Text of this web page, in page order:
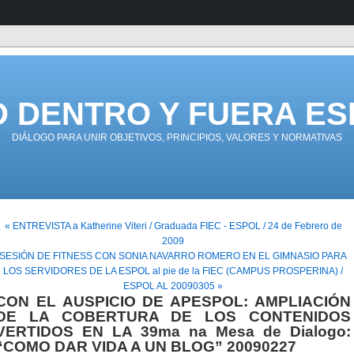
DENTRO Y FUERA
DIÁLOGO PARA UNIR OBJETIVOS, PRINCIPIOS, VALORES Y NORMATIVAS
« ENTREVISTA a Katherine Viteri / Graduada FIEC - ESPOL / 24 de Febrero de
2009
SESIÓN DE FITNESS CON SONIA NAVARRO ROMERO EN EL GIMNASIO PARA
LOS SERVIDORES DE LA ESPOL al pie de la FIEC (CAMPUS PROSPERINA) /
ESPOL AL 20090305 »
EL AUSPICIO DE APESPOL: AMPLIACIÓN
LA COBERTURA DE LOS CONTENIDOS
EN LA 39ma na Mesa de Dialogo:
DAR VIDA A UN BLOG” 20090227